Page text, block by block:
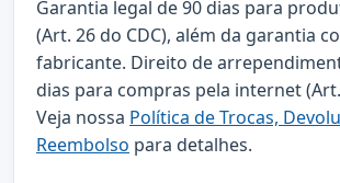
Garantia legal de 90 dias para
(Art. 26 do CDC), além da garantia
fabricante. Direito de
dias para compras pela internet (Art.
Veja nossa Política de Trocas,
Reembolso para detalhes.